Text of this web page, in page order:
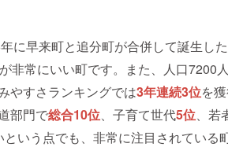
に早来町と追分町が合併して誕生した
非常にいい町です。また、人口7200
やすさランキングでは3年連続3位を
部門で総合10位 、子育て世代5位 、
いう点でも、非常に注目されている町